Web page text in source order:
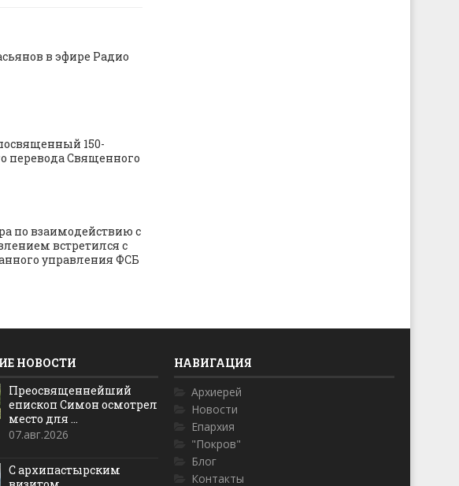
в эфире Радио
150-
перевода Священного
по взаимодействию с
встретился с
управления ФСБ
НОВОСТИ
Преосвященнейший
епископ Симон осмотрел
место для ...
07.авг.2026
С архипастырским
НАВИГАЦИЯ
Архиерей
Новости
Епархия
"Покров"
Блог
Контакты